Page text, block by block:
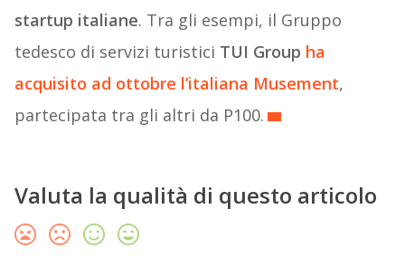
startup italiane. Tra gli esempi, il Gruppo
tedesco di servizi turistici TUI Group ha
acquisito ad ottobre l’italiana Musement,
partecipata tra gli altri da P100.
Valuta la qualità di questo articolo